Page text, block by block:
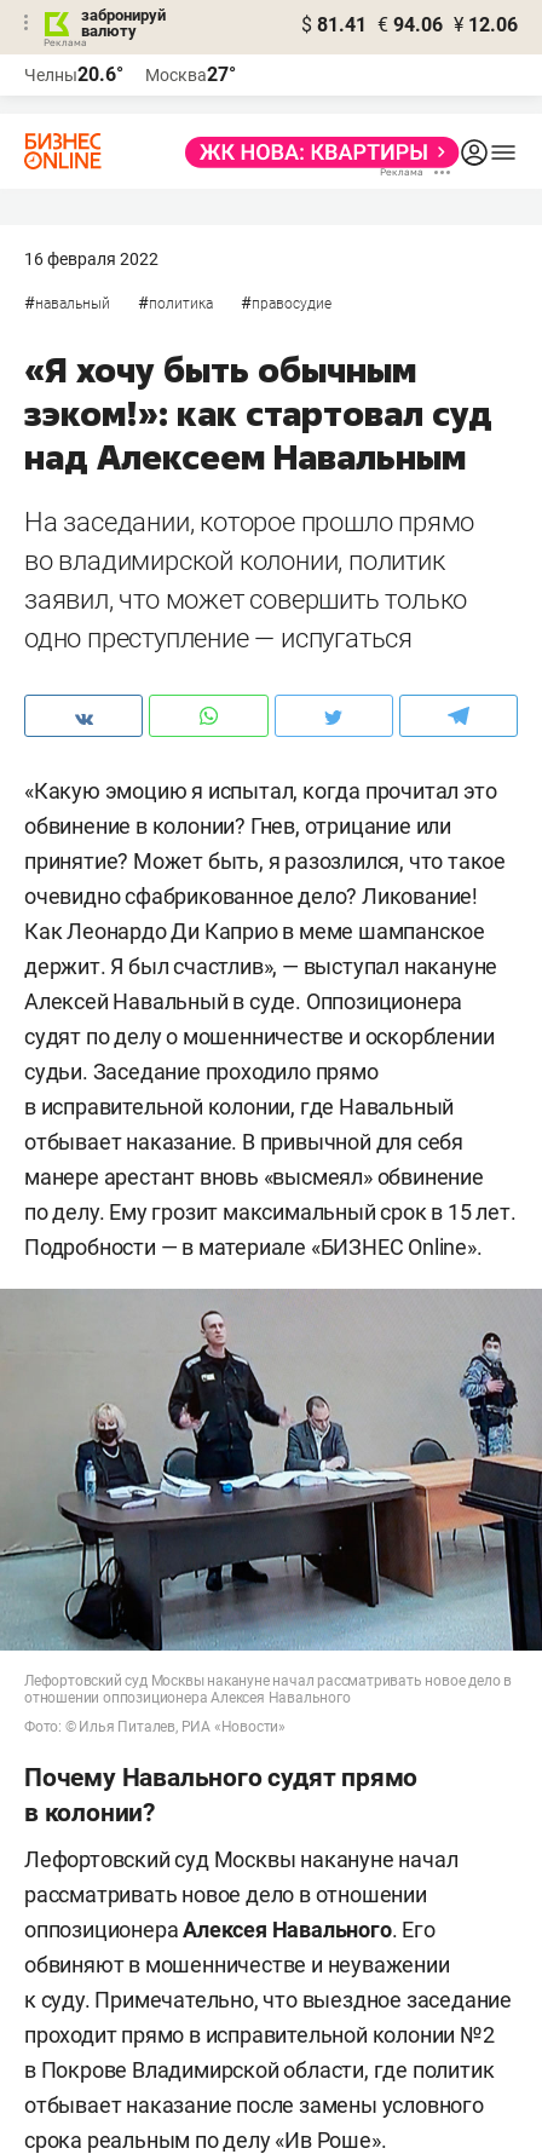
забронируй
валюту
$ 81.41 € 94.06 ¥ 12.06
Челны20.6° Москва27°
16 февраля 2022
#навальный #политика #правосудие
«Я хочу быть обычным
зэком!»: как стартовал суд
над Алексеем Навальным
На заседании, которое прошло прямо
во владимирской колонии, политик
заявил, что может совершить только
одно преступление — испугаться
«Какую эмоцию я испытал, когда прочитал это
обвинение в колонии? Гнев, отрицание или
принятие? Может быть, я разозлился, что такое
очевидно сфабрикованное дело? Ликование!
Как Леонардо Ди Каприо в меме шампанское
держит. Я был счастлив», — выступал накануне
Алексей Навальный в суде. Оппозиционера
судят по делу о мошенничестве и оскорблении
судьи. Заседание проходило прямо
в исправительной колонии, где Навальный
отбывает наказание. В привычной для себя
манере арестант вновь «высмеял» обвинение
по делу. Ему грозит максимальный срок в 15 лет.
Подробности — в материале «БИЗНЕС Online».
Лефортовский суд Москвы накануне начал рассматривать новое дело в
отношении оппозиционера Алексея Навального
Фото: © Илья Питалев, РИА «Новости»
Почему Навального судят прямо
в колонии?
Лефортовский суд Москвы накануне начал
рассматривать новое дело в отношении
оппозиционераАлексея Навального. Его
обвиняют в мошенничестве и неуважении
к суду. Примечательно, что выездное заседание
проходит прямо в исправительной колонии №2
в Покрове Владимирской области, где политик
отбывает наказание после замены условного
срока реальным по делу «Ив Роше».